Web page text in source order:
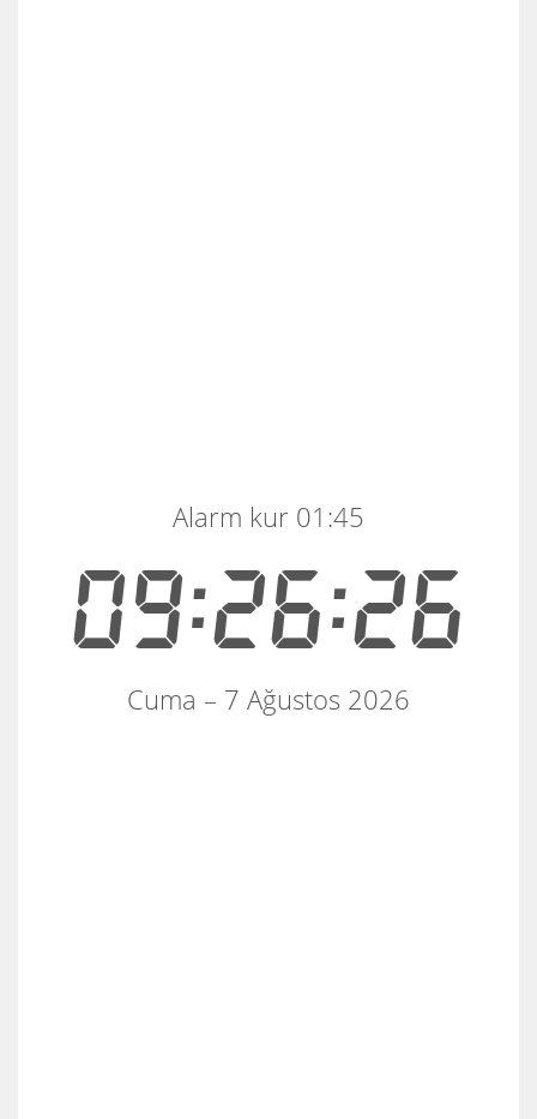
09:26:26
Alarm kur 01:45
Cuma – 7 Ağustos 2026